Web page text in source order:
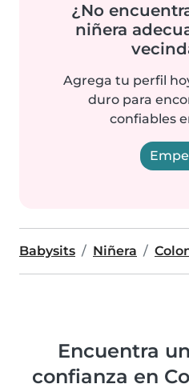
¿No
niñera
Agrega tu perfil
duro para
confiables
Babysits Niñera
Encuentra
confianza en